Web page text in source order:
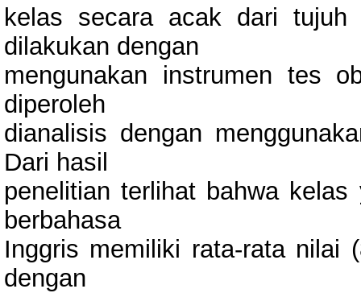
kelas secara acak dari tujuh
dilakukan dengan
mengunakan instrumen tes
diperoleh
dianalisis dengan
Dari hasil
penelitian terlihat bahwa
berbahasa
Inggris memiliki rata-rata nilai
dengan